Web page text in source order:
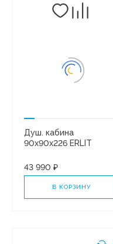
Душ. кабина
90x90x226 ERLIT
средний поддон.
Черная/тонир.
43 990 ₽
В КОРЗИНУ